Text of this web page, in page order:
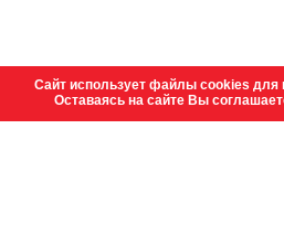
Сайт использует файлы cookies для
Оставаясь на сайте Вы